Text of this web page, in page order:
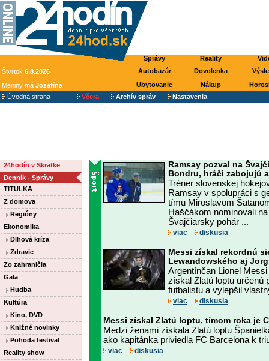
Správy Reality
Štvrtok 6.8.2026 Autobazár Dovolenka
Meniny má Jozefína Ubytovanie Nákup
Úvodná strana
Včera Archív správ Nastavenia
24hodín v Skratke
Denník - Správy
TITULKA
Z domova
Regióny
Ekonomika
Dlhová kríza
Zdravie
Zo zahraničia
Gala
Hudba
Kultúra
Kino, DVD
Knižné novinky
Pohoda festival
Reality show
Ramsay pozval na
Bondru, hráči zabojujú
Tréner slovenskej
Ramsay v spolupráci s
tímu Miroslavom
Haščákom nominovali
Švajčiarsky pohár ...
viac diskusia
Messi získal rekordnú
Lewandowského aj
Argentínčan Lionel
získal Zlatú loptu určenú
futbalistu a vylepšil
viac diskusia
Messi získal Zlatú loptu, tímom roka je
Medzi ženami získala Zlatú loptu
ako kapitánka priviedla FC Barcelona k
viac diskusia